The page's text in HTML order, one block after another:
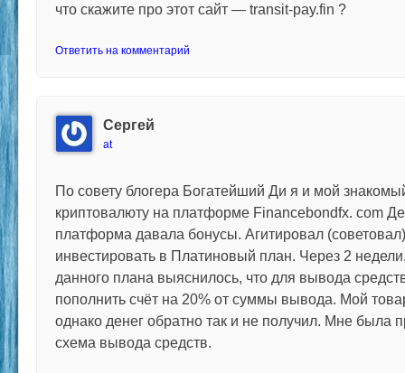
что скажите про этот сайт — transit-pay.fin ?
Ответить на комментарий
Сергей
at
По совету блогера Богатейший Ди я и мой
криптовалюту на платформе Financebondfx. com
платформа давала бонусы. Агитировал
инвестировать в Платиновый план. Через 2
данного плана выяснилось, что для вывода
пополнить счёт на 20% от суммы вывода. Мой
однако денег обратно так и не получил. Мне была
схема вывода средств.